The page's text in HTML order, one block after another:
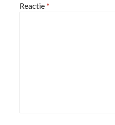
Reactie*